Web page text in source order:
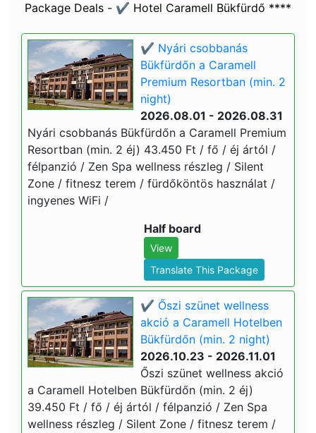
Package Deals - ✔️ Hotel Caramell Bükfürdő ****
✔️ Nyári csobbanás
Bükfürdőn a Caramell
Premium Resortban (min. 2
night)
2026.08.01 - 2026.08.31
Nyári csobbanás Bükfürdőn a Caramell Premium
Resortban (min. 2 éj) 43.450 Ft / fő / éj ártól /
félpanzió / Zen Spa wellness részleg / Silent
Zone / fitnesz terem / fürdőköntös használat /
ingyenes WiFi /
Half board
View
Translate This Package
✔️ Őszi szünet wellness
akció a Caramell Hotelben
Bükfürdőn (min. 2 night)
2026.10.23 - 2026.11.01
Őszi szünet wellness akció
a Caramell Hotelben Bükfürdőn (min. 2 éj)
39.450 Ft / fő / éj ártól / félpanzió / Zen Spa
wellness részleg / Silent Zone / fitnesz terem /